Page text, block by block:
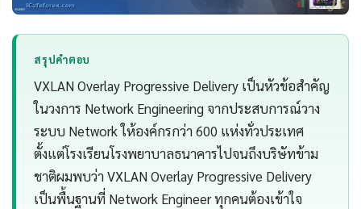
สรุปคำตอบ
VXLAN Overlay Progressive Delivery เป็นหัวข้อสำคัญ
ในวงการ Network Engineering จากประสบการณ์วาง
ระบบ Network ให้องค์กรกว่า 600 แห่งทั่วประเทศ
ตั้งแต่โรงเรียนโรงพยาบาลธนาคารไปจนถึงบริษัทข้าม
ชาติผมพบว่า VXLAN Overlay Progressive Delivery
เป็นพื้นฐานที่ Network Engineer ทุกคนต้องเข้าใจ